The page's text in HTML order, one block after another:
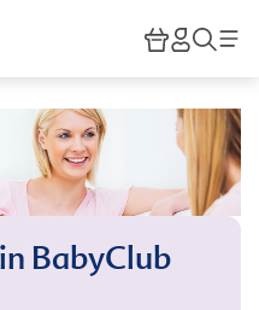
HiPP
BabyClub